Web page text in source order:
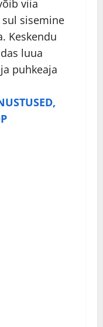
viia
sisemine
Keskendu
luua
puhkeaja